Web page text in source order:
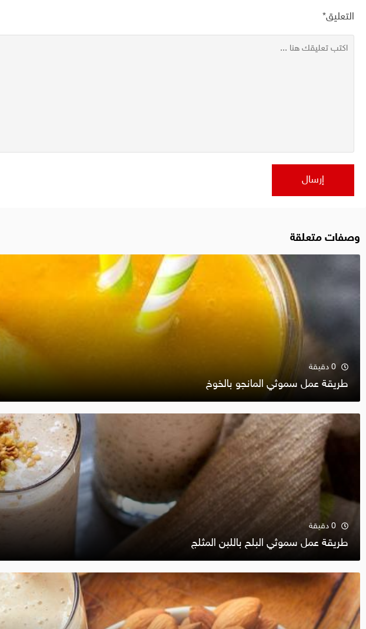
التعليق*
وصفات متعلقة
0 دقيقة
طريقة عمل سموثي المانجو بالخوخ‎
0 دقيقة
طريقة عمل سموثي البلح باللبن المثلج‎